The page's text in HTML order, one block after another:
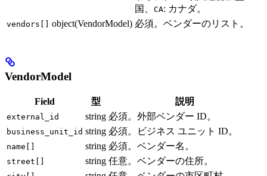
国、 CA: カナダ。
vendors[] object(VendorModel) 必須。ベンダーのリスト。
VendorModel
Field 型 説明
external_id string 必須。外部ベンダー ID。
business_unit_id string 必須。ビジネス ユニット ID。
name[] string 必須。ベンダー名。
street[] string 任意。ベンダーの住所。